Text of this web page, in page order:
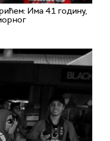
Има 41 годину,